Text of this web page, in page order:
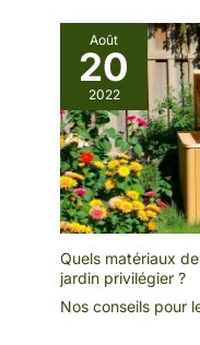
Août
20
2022
Quels matériaux
jardin privilégier ?
Nos conseils pour